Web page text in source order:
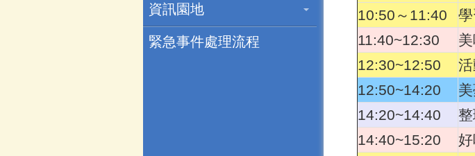
資訊園地
緊急事件處理流程
10:50～11:40
11:40~12:30
12:30~12:50
12:50~14:20
14:20~14:40
14:40~15:20